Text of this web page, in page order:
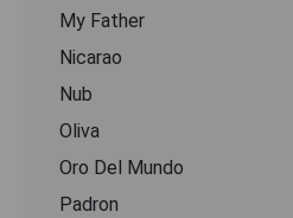
My Father
Nicarao
Nub
Oliva
Oro Del Mundo
Padron